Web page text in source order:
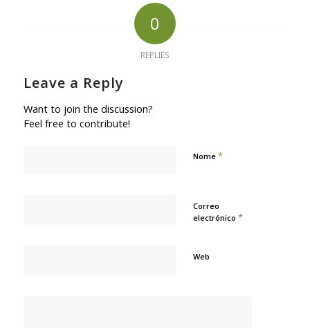
0
REPLIES
Leave a Reply
Want to join the discussion?
Feel free to contribute!
Nome *
Correo
electrónico *
Web